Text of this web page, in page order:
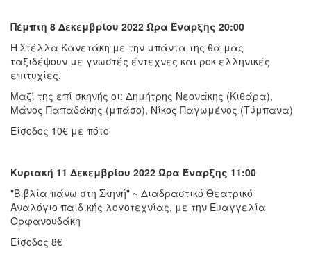
Πέμπτη 8 Δεκεμβρίου 2022 Ώρα Έναρξης 20:00
Η Στέλλα Κανετάκη με την μπάντα της θα μας
ταξιδέψουν με γνωστές έντεχνες και ροκ ελληνικές
επιτυχίες.
Μαζί της επί σκηνής οι: Δημήτρης Νεονάκης (Κιθάρα),
Μάνος Παπαδάκης (μπάσο), Νίκος Παγωμένος (Τύμπανα)
Είσοδος 10€ με πότο
Κυριακή 11 Δεκεμβρίου 2022 Ώρα Έναρξης 11:00
"Βιβλία πάνω στη Σκηνή" ~ Διαδραστικό Θεατρικό
Αναλόγιο παιδικής λογοτεχνίας, με την Ευαγγελία
Ορφανουδάκη
Είσοδος 8€